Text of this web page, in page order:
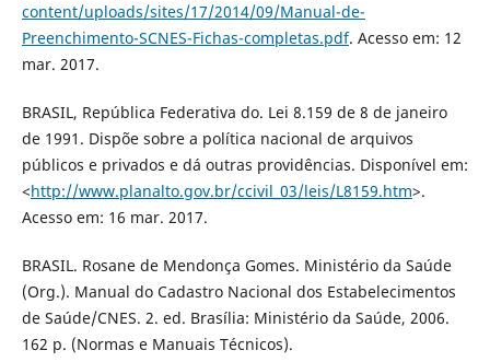
content/uploads/sites/17/2014/09/Manual-de-
Preenchimento-SCNES-Fichas-completas.pdf. Acesso em: 12
mar. 2017.
BRASIL, República Federativa do. Lei 8.159 de 8 de janeiro
de 1991. Dispõe sobre a política nacional de arquivos
públicos e privados e dá outras providências. Disponível em:
<http://www.planalto.gov.br/ccivil_03/leis/L8159.htm>.
Acesso em: 16 mar. 2017.
BRASIL. Rosane de Mendonça Gomes. Ministério da Saúde
(Org.). Manual do Cadastro Nacional dos Estabelecimentos
de Saúde/CNES. 2. ed. Brasília: Ministério da Saúde, 2006.
162 p. (Normas e Manuais Técnicos).